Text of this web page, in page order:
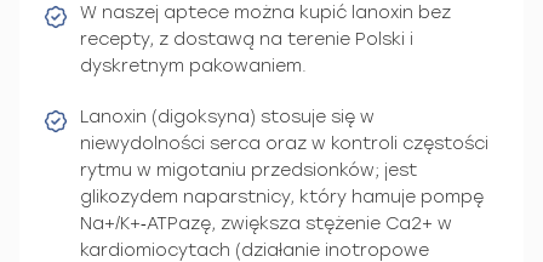
W naszej aptece można kupić lanoxin bez
recepty, z dostawą na terenie Polski i
dyskretnym pakowaniem.
Lanoxin (digoksyna) stosuje się w
niewydolności serca oraz w kontroli częstości
rytmu w migotaniu przedsionków; jest
glikozydem naparstnicy, który hamuje pompę
Na+/K+‑ATPazę, zwiększa stężenie Ca2+ w
kardiomiocytach (działanie inotropowe